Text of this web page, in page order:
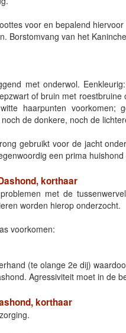
voor en bepalend
Borstomvang van het
met onderwol.
of bruin met
haarpunten voorkomen;
de donkere, noch de
gebruikt voor de jacht
een prima
korthaar
met de
worden hierop onderzocht.
voorkomen:
(te olange 2e dij)
Agressiviteit moet in de
korthaar